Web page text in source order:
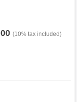
(10% tax included)